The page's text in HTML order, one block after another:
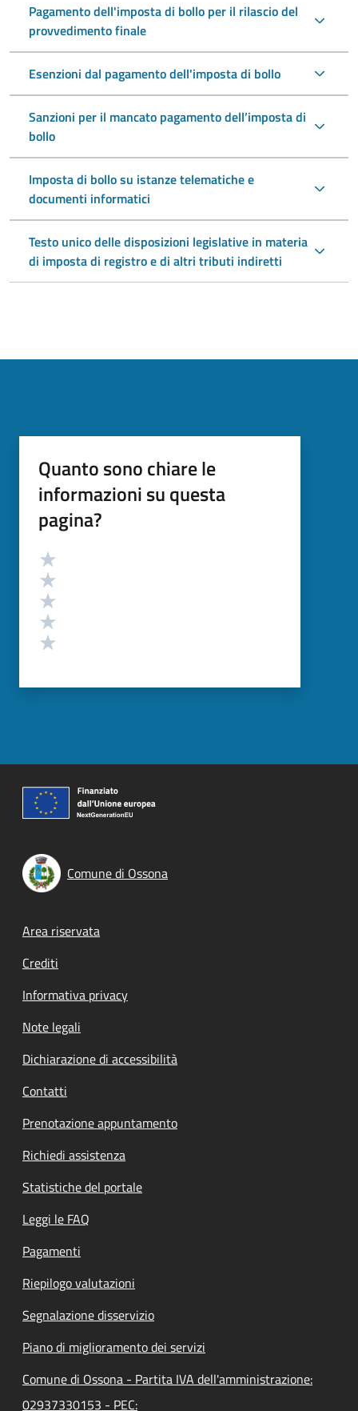
Pagamento dell'imposta di bollo per il rilascio del
provvedimento finale
Esenzioni dal pagamento dell'imposta di bollo
Sanzioni per il mancato pagamento dell’imposta di
bollo
Imposta di bollo su istanze telematiche e
documenti informatici
Testo unico delle disposizioni legislative in materia
di imposta di registro e di altri tributi indiretti
Quanto sono chiare le
informazioni su questa
pagina?
Valutazione
Comune di Ossona
Footer menu
Area riservata
Crediti
Informativa privacy
Note legali
Dichiarazione di accessibilità
Contatti
Prenotazione appuntamento
Richiedi assistenza
Statistiche del portale
Leggi le FAQ
Pagamenti
Riepilogo valutazioni
Segnalazione disservizio
Piano di miglioramento dei servizi
Comune di Ossona - Partita IVA dell'amministrazione:
02937330153 - PEC: